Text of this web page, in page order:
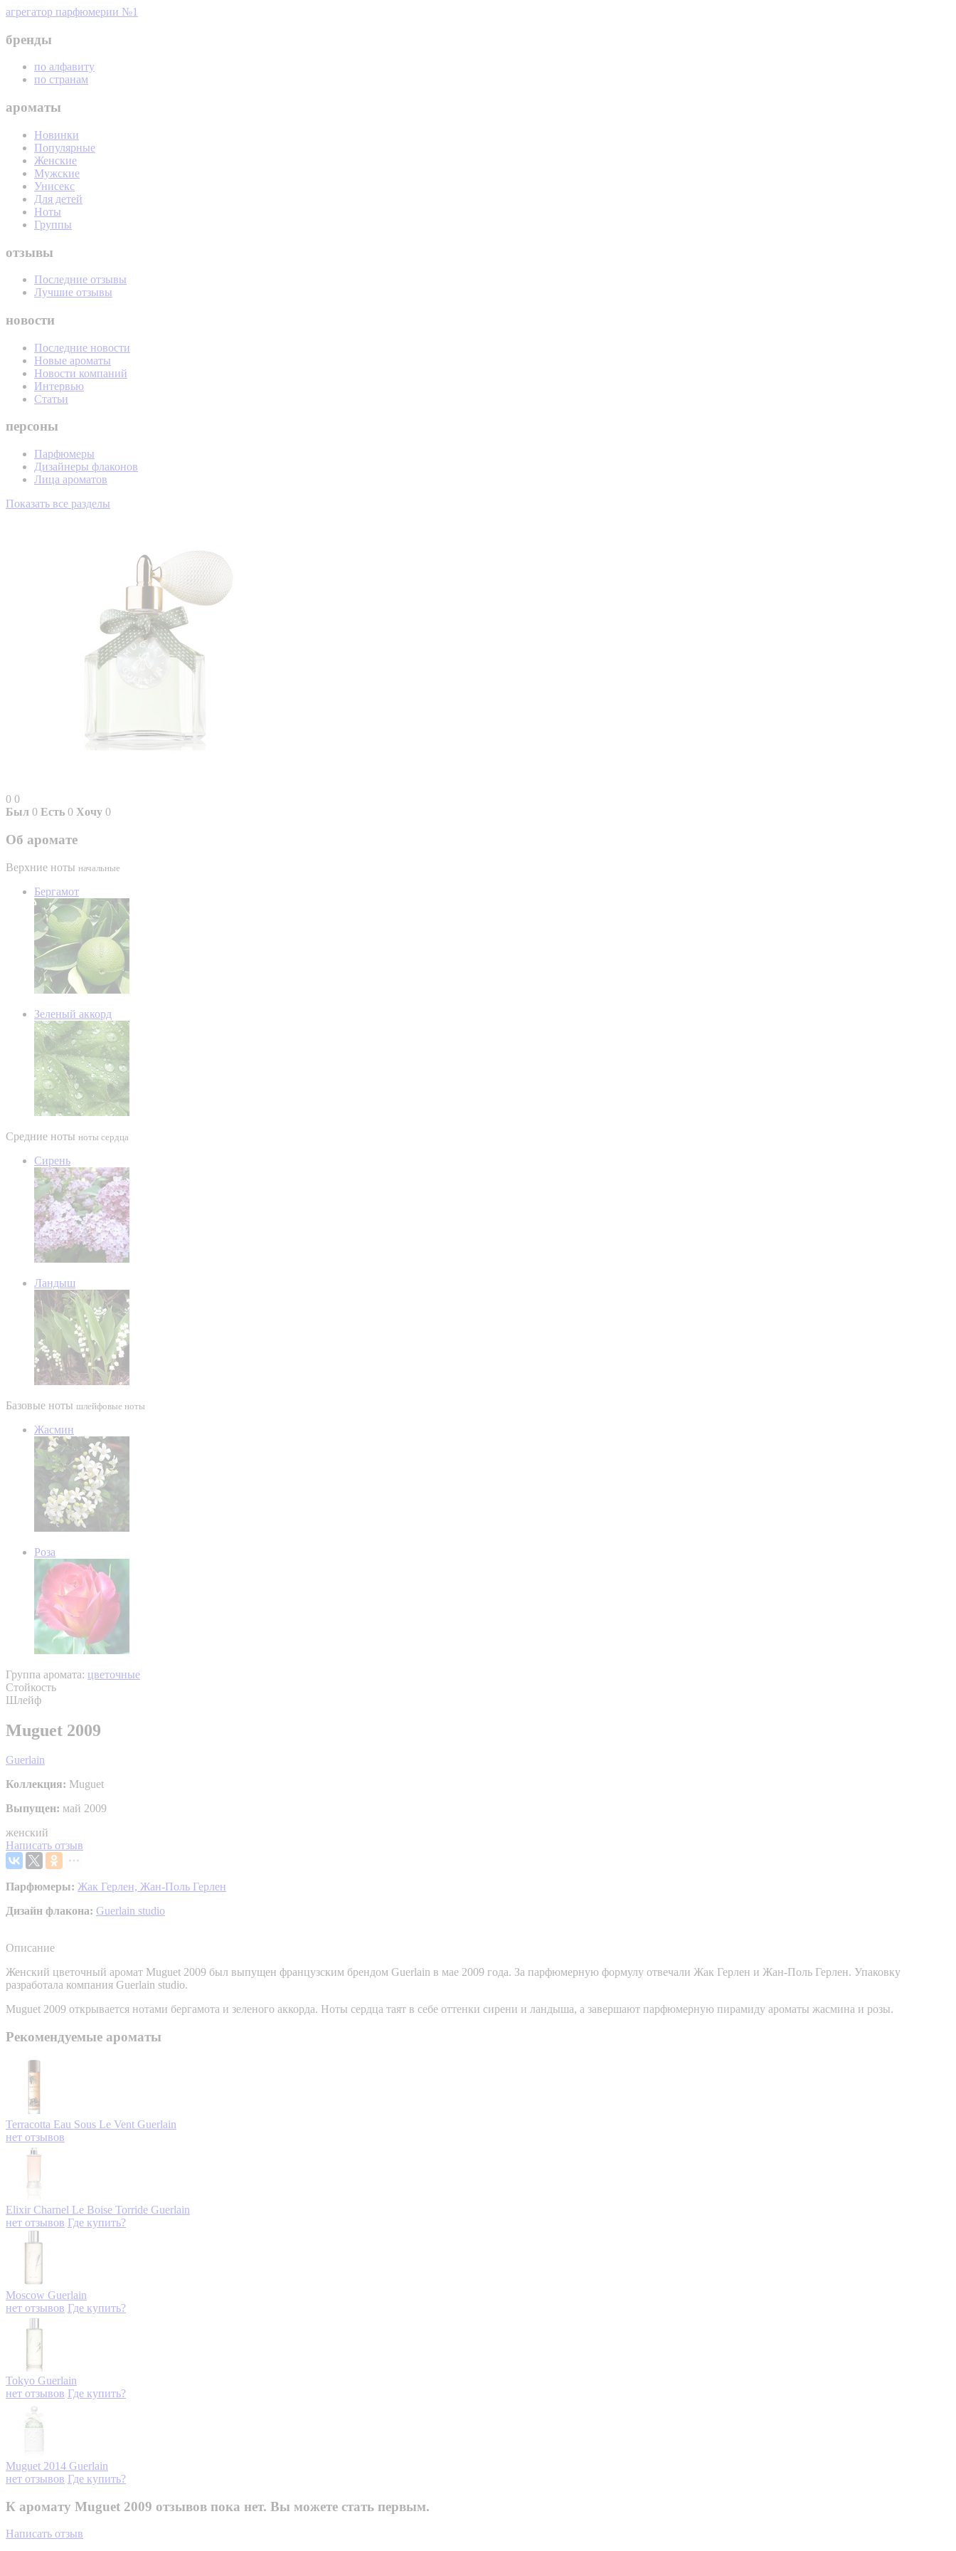
агрегатор парфюмерии №1
бренды
по алфавиту
по странам
ароматы
Новинки
Популярные
Женские
Мужские
Унисекс
Для детей
Ноты
Группы
отзывы
Последние отзывы
Лучшие отзывы
новости
Последние новости
Новые ароматы
Новости компаний
Интервью
Статьи
персоны
Парфюмеры
Дизайнеры флаконов
Лица ароматов
Показать все разделы
0 0
Был 0 Есть 0 Хочу 0
Об аромате
Верхние ноты начальные
Бергамот
Зеленый аккорд
Средние ноты ноты сердца
Сирень
Ландыш
Базовые ноты шлейфовые ноты
Жасмин
Роза
Группа аромата: цветочные
Стойкость
Шлейф
Muguet 2009
Guerlain
Коллекция: Muguet
Выпущен: май 2009
женский
Написать отзыв
Парфюмеры: Жак Герлен, Жан-Поль Герлен
Дизайн флакона: Guerlain studio
Описание
Женский цветочный аромат Muguet 2009 был выпущен французским брендом Guerlain в мае 2009 года. За парфюмерную формулу отвечали Жак Герлен и Жан-Поль Герлен. Упаковку
разработала компания Guerlain studio.
Muguet 2009 открывается нотами бергамота и зеленого аккорда. Ноты сердца таят в себе оттенки сирени и ландыша, а завершают парфюмерную пирамиду ароматы жасмина и розы.
Рекомендуемые ароматы
Terracotta Eau Sous Le Vent Guerlain
нет отзывов
Elixir Charnel Le Boise Torride Guerlain
нет отзывов Где купить?
Moscow Guerlain
нет отзывов Где купить?
Tokyo Guerlain
нет отзывов Где купить?
Muguet 2014 Guerlain
нет отзывов Где купить?
К аромату Muguet 2009 отзывов пока нет. Вы можете стать первым.
Написать отзыв